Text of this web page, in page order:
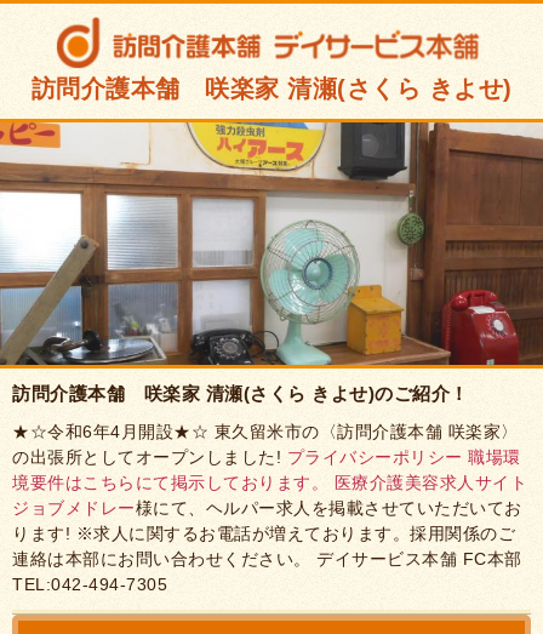
訪問介護本舗 咲楽家 清瀬(さくら きよせ)
訪問介護本舗 咲楽家 清瀬(さくら きよせ)のご紹介！
★☆令和6年4月開設★☆ 東久留米市の〈訪問介護本舗 咲楽家〉
の出張所としてオープンしました! プライバシーポリシー 職場環
境要件はこちらにて掲示しております。
医療介護美容求人サイト
ジョブメドレー様にて、ヘルパー求人を掲載させていただいてお
ります! ※求人に関するお電話が増えております。採用関係のご
連絡は本部にお問い合わせください。 デイサービス本舗 FC本部
TEL:042-494-7305